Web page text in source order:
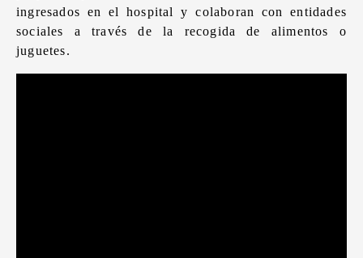
ingresados en el hospital y colaboran con entidades
sociales a través de la recogida de alimentos o
juguetes.